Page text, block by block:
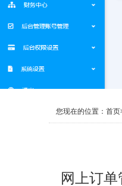
您现在的位置： 首页
网上订